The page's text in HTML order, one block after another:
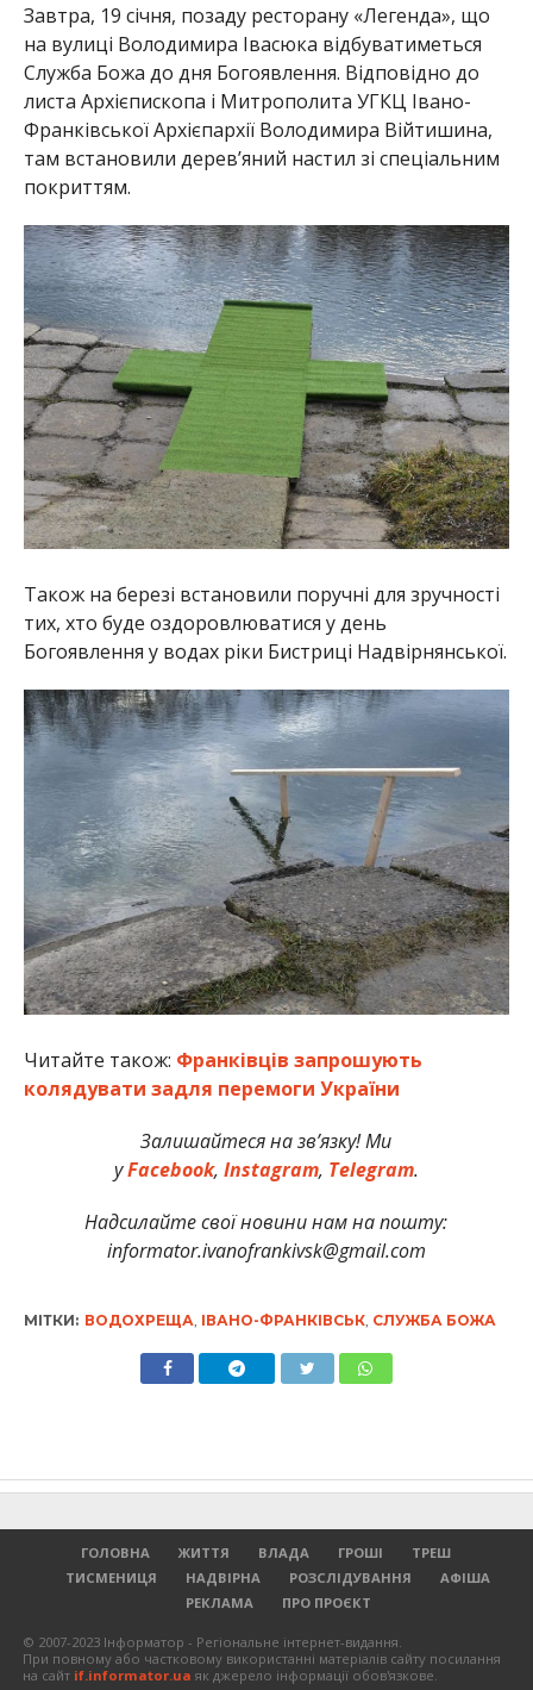
Завтра, 19 січня, позаду ресторану «Легенда», що
на вулиці Володимира Івасюка відбуватиметься
Служба Божа до дня Богоявлення. Відповідно до
листа Архієпископа і Митрополита УГКЦ Івано-
Франківської Архієпархії Володимира Війтишина,
там встановили дерев’яний настил зі спеціальним
покриттям.
Також на березі встановили поручні для зручності
тих, хто буде оздоровлюватися у день
Богоявлення у водах ріки Бистриці Надвірнянської.
Читайте також: Франківців запрошують
колядувати задля перемоги України
Залишайтеся на зв’язку! Ми
уFacebook, Instagram, Telegram.
Надсилайте свої новини нам на пошту:
informator.ivanofrankivsk@gmail.com
МІТКИ: ВОДОХРЕЩА, ІВАНО-ФРАНКІВСЬК, СЛУЖБА БОЖА
ГОЛОВНА ЖИТТЯ ВЛАДА ГРОШІ
ТРЕШ
ТИСМЕНИЦЯ
НАДВІРНА РОЗСЛІДУВАННЯ
АФІША
РЕКЛАМА
ПРО ПРОЄКТ
© 2007-2023 Інформатор - Регіональне інтернет-видання.
При повному або частковому використанні матеріалів сайту посилання
на сайт if.informator.ua як джерело інформації обов'язкове.